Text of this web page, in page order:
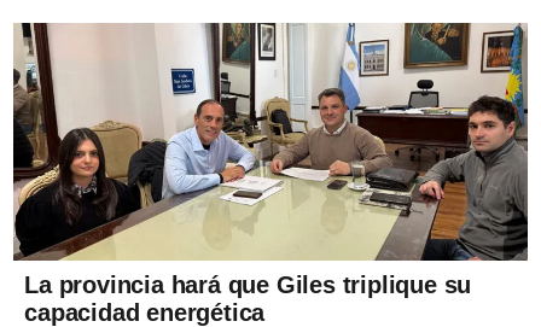
La provincia hará que Giles triplique su
capacidad energética